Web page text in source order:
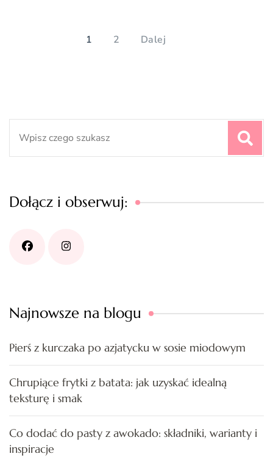
PAGE
1 PAGE
2 Dalej
Dołącz i obserwuj:
Najnowsze na blogu
Pierś z kurczaka po azjatycku w sosie miodowym
Chrupiące frytki z batata: jak uzyskać idealną
teksturę i smak
Co dodać do pasty z awokado: składniki, warianty i
inspiracje